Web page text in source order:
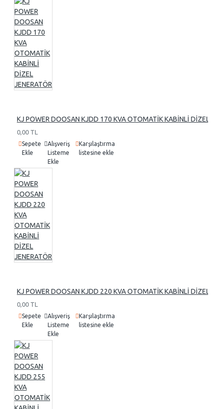
KJ POWER DOOSAN KJDD 170 KVA OTOMATİK KABİNLİ DİZEL
0,00 TL
Sepete
Ekle
Alışveriş
Listeme
Ekle
Karşılaştırma
listesine ekle
KJ POWER DOOSAN KJDD 220 KVA OTOMATİK KABİNLİ DİZEL
0,00 TL
Sepete
Ekle
Alışveriş
Listeme
Ekle
Karşılaştırma
listesine ekle